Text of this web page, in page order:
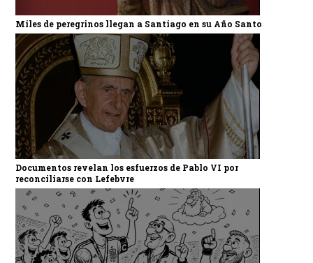
Miles de peregrinos llegan a Santiago en su Año Santo
Documentos revelan los esfuerzos de Pablo VI por
reconciliarse con Lefebvre